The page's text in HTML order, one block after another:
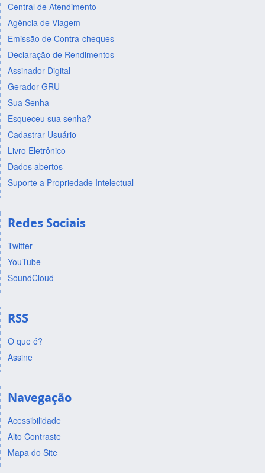
Central de Atendimento
Agência de Viagem
Emissão de Contra-cheques
Declaração de Rendimentos
Assinador Digital
Gerador GRU
Sua Senha
Esqueceu sua senha?
Cadastrar Usuário
Livro Eletrônico
Dados abertos
Suporte a Propriedade Intelectual
Redes Sociais
Twitter
YouTube
SoundCloud
RSS
O que é?
Assine
Navegação
Acessibilidade
Alto Contraste
Mapa do Site